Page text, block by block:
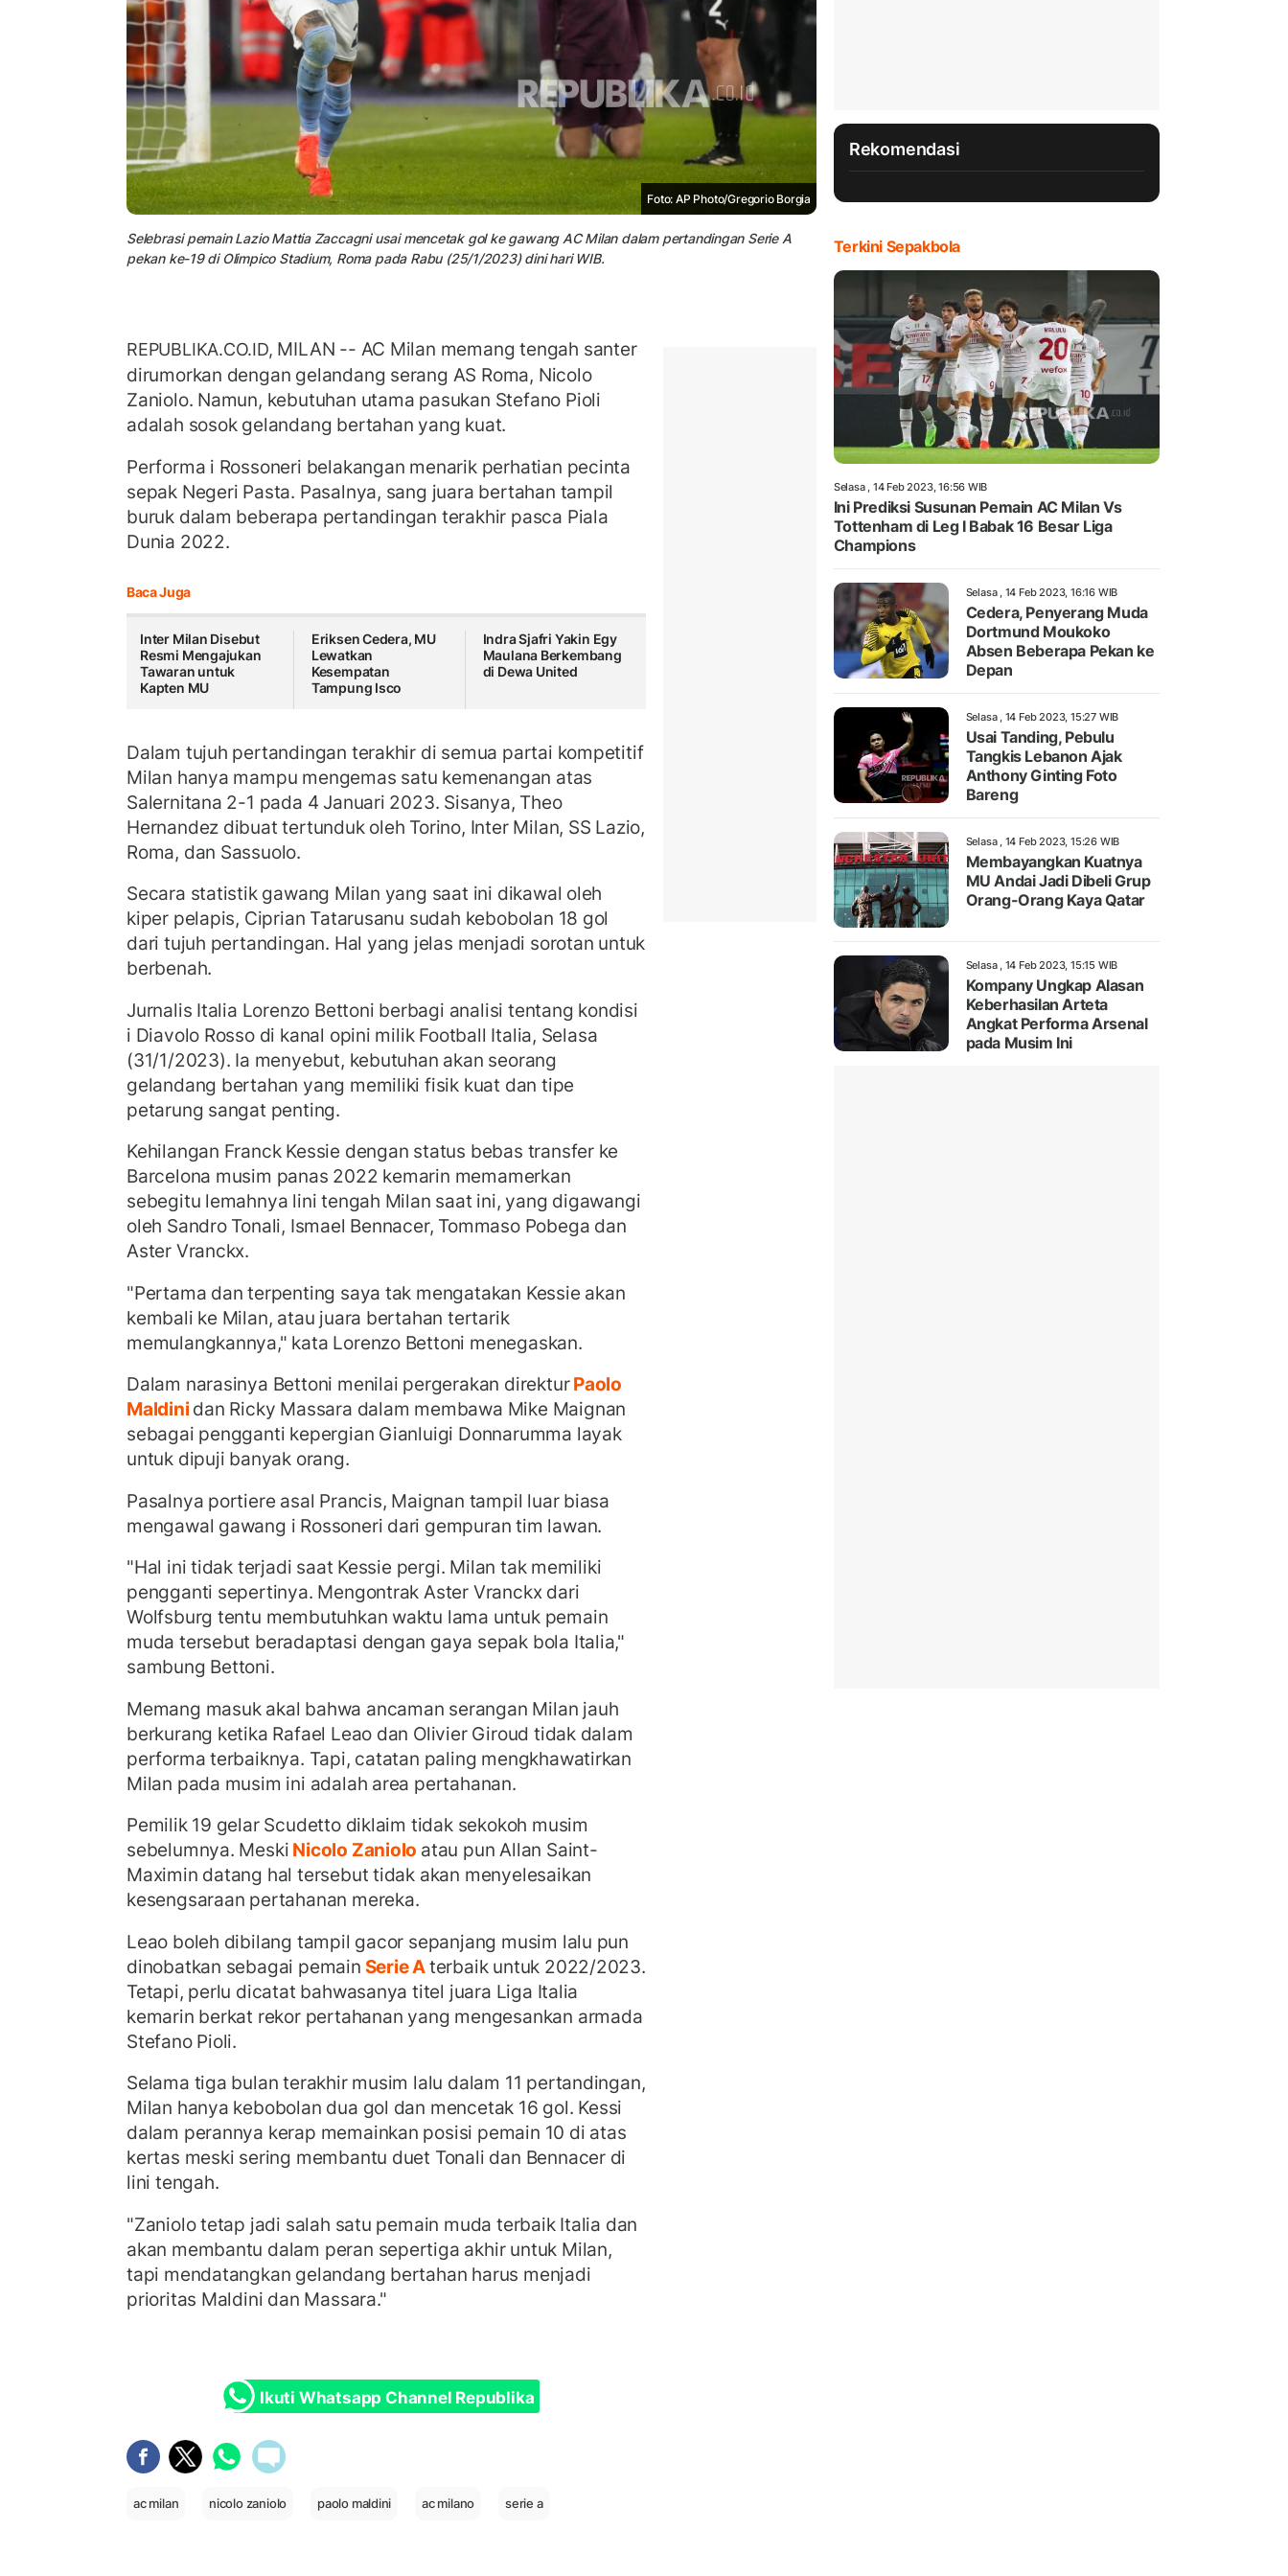
Foto: AP Photo/Gregorio Borgia
Selebrasi pemain Lazio Mattia Zaccagni usai mencetak gol ke gawang AC Milan dalam pertandingan Serie A
pekan ke-19 di Olimpico Stadium, Roma pada Rabu (25/1/2023) dini hari WIB.
REPUBLIKA.CO.ID, MILAN -- AC Milan memang tengah santer
dirumorkan dengan gelandang serang AS Roma, Nicolo
Zaniolo. Namun, kebutuhan utama pasukan Stefano Pioli
adalah sosok gelandang bertahan yang kuat.
Performa i Rossoneri belakangan menarik perhatian pecinta
sepak Negeri Pasta. Pasalnya, sang juara bertahan tampil
buruk dalam beberapa pertandingan terakhir pasca Piala
Dunia 2022.
Baca Juga
Inter Milan Disebut
Resmi Mengajukan
Tawaran untuk
Kapten MU
Eriksen Cedera, MU
Lewatkan
Kesempatan
Tampung Isco
Indra Sjafri Yakin Egy
Maulana Berkembang
di Dewa United
Dalam tujuh pertandingan terakhir di semua partai kompetitif
Milan hanya mampu mengemas satu kemenangan atas
Salernitana 2-1 pada 4 Januari 2023. Sisanya, Theo
Hernandez dibuat tertunduk oleh Torino, Inter Milan, SS Lazio,
Roma, dan Sassuolo.
Secara statistik gawang Milan yang saat ini dikawal oleh
kiper pelapis, Ciprian Tatarusanu sudah kebobolan 18 gol
dari tujuh pertandingan. Hal yang jelas menjadi sorotan untuk
berbenah.
Jurnalis Italia Lorenzo Bettoni berbagi analisi tentang kondisi
i Diavolo Rosso di kanal opini milik Football Italia, Selasa
(31/1/2023). Ia menyebut, kebutuhan akan seorang
gelandang bertahan yang memiliki fisik kuat dan tipe
petarung sangat penting.
Kehilangan Franck Kessie dengan status bebas transfer ke
Barcelona musim panas 2022 kemarin memamerkan
sebegitu lemahnya lini tengah Milan saat ini, yang digawangi
oleh Sandro Tonali, Ismael Bennacer, Tommaso Pobega dan
Aster Vranckx.
"Pertama dan terpenting saya tak mengatakan Kessie akan
kembali ke Milan, atau juara bertahan tertarik
memulangkannya," kata Lorenzo Bettoni menegaskan.
Dalam narasinya Bettoni menilai pergerakan direkturPaolo
Maldini dan Ricky Massara dalam membawa Mike Maignan
sebagai pengganti kepergian Gianluigi Donnarumma layak
untuk dipuji banyak orang.
Pasalnya portiere asal Prancis, Maignan tampil luar biasa
mengawal gawang i Rossoneri dari gempuran tim lawan.
"Hal ini tidak terjadi saat Kessie pergi. Milan tak memiliki
pengganti sepertinya. Mengontrak Aster Vranckx dari
Wolfsburg tentu membutuhkan waktu lama untuk pemain
muda tersebut beradaptasi dengan gaya sepak bola Italia,"
sambung Bettoni.
Memang masuk akal bahwa ancaman serangan Milan jauh
berkurang ketika Rafael Leao dan Olivier Giroud tidak dalam
performa terbaiknya. Tapi, catatan paling mengkhawatirkan
Milan pada musim ini adalah area pertahanan.
Pemilik 19 gelar Scudetto diklaim tidak sekokoh musim
sebelumnya. Meski Nicolo Zaniolo atau pun Allan Saint-
Maximin datang hal tersebut tidak akan menyelesaikan
kesengsaraan pertahanan mereka.
Leao boleh dibilang tampil gacor sepanjang musim lalu pun
dinobatkan sebagai pemain Serie Aterbaik untuk 2022/2023.
Tetapi, perlu dicatat bahwasanya titel juara Liga Italia
kemarin berkat rekor pertahanan yang mengesankan armada
Stefano Pioli.
Selama tiga bulan terakhir musim lalu dalam 11 pertandingan,
Milan hanya kebobolan dua gol dan mencetak 16 gol. Kessi
dalam perannya kerap memainkan posisi pemain 10 di atas
kertas meski sering membantu duet Tonali dan Bennacer di
lini tengah.
"Zaniolo tetap jadi salah satu pemain muda terbaik Italia dan
akan membantu dalam peran sepertiga akhir untuk Milan,
tapi mendatangkan gelandang bertahan harus menjadi
prioritas Maldini dan Massara."
Ikuti Whatsapp Channel Republika
ac milan nicolo zaniolo paolo maldini ac milano serie a
Rekomendasi
Terkini Sepakbola
Selasa , 14 Feb 2023, 16:56 WIB
Ini Prediksi Susunan Pemain AC Milan Vs
Tottenham di Leg I Babak 16 Besar Liga
Champions
Selasa , 14 Feb 2023, 16:16 WIB
Cedera, Penyerang Muda
Dortmund Moukoko
Absen Beberapa Pekan ke
Depan
Selasa , 14 Feb 2023, 15:27 WIB
Usai Tanding, Pebulu
Tangkis Lebanon Ajak
Anthony Ginting Foto
Bareng
Selasa , 14 Feb 2023, 15:26 WIB
Membayangkan Kuatnya
MU Andai Jadi Dibeli Grup
Orang-Orang Kaya Qatar
Selasa , 14 Feb 2023, 15:15 WIB
Kompany Ungkap Alasan
Keberhasilan Arteta
Angkat Performa Arsenal
pada Musim Ini